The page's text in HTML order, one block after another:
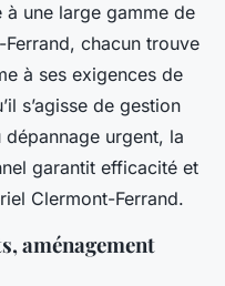
une large gamme de
chacun trouve
à ses exigences de
s’agisse de gestion
urgent, la
garantit efficacité et
Clermont-Ferrand.
aménagement